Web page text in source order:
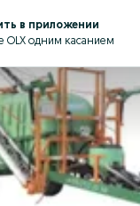
в приложении
OLX одним касанием